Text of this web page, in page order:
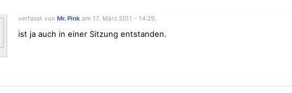
verfasst von Mr. Pinkam 17. März 2011 - 14:29.
ist ja auch in einer Sitzung entstanden.